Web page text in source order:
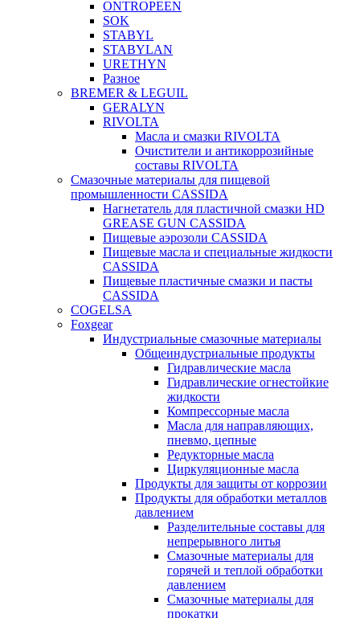
ONTROPEEN
SOK
STABYL
STABYLAN
URETHYN
Разное
BREMER & LEGUIL
GERALYN
RIVOLTA
Масла и смазки RIVOLTA
Очистители и антикоррозийные
составы RIVOLTA
Смазочные материалы для пищевой
промышленности CASSIDA
Нагнетатель для пластичной смазки HD
GREASE GUN CASSIDA
Пищевые аэрозоли CASSIDA
Пищевые масла и специальные жидкости
CASSIDA
Пищевые пластичные смазки и пасты
CASSIDA
COGELSA
Foxgear
Индустриальные смазочные материалы
Общеиндустриальные продукты
Гидравлические масла
Гидравлические огнестойкие
жидкости
Компрессорные масла
Масла для направляющих,
пневмо, цепные
Редукторные масла
Циркуляционные масла
Продукты для защиты от коррозии
Продукты для обработки металлов
давлением
Разделительные составы для
непрерывного литья
Смазочные материалы для
горячей и теплой обработки
давлением
Смазочные материалы для
прокатки